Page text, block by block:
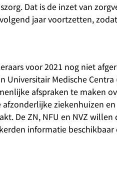
Dat is de inzet van
jaar voortzetten,
voor 2021 nog niet
Universitair Medische Centra
afspraken te maken
ziekenhuizen en
De ZN, NFU en NVZ
informatie beschikbaar